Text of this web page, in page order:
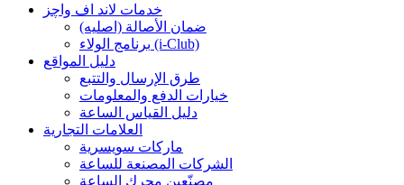
خدمات لاند اف واچز
ضمان الأصالة (اصلیه)
برنامج الولاء (i-Club)
دليل المواقع
طرق الإرسال والتتبع
خيارات الدفع والمعلومات
دليل القياس الساعة
العلامات التجارية
ماركات سويسرية
الشركات المصنعة للساعة
مصنّعين محرك الساعة